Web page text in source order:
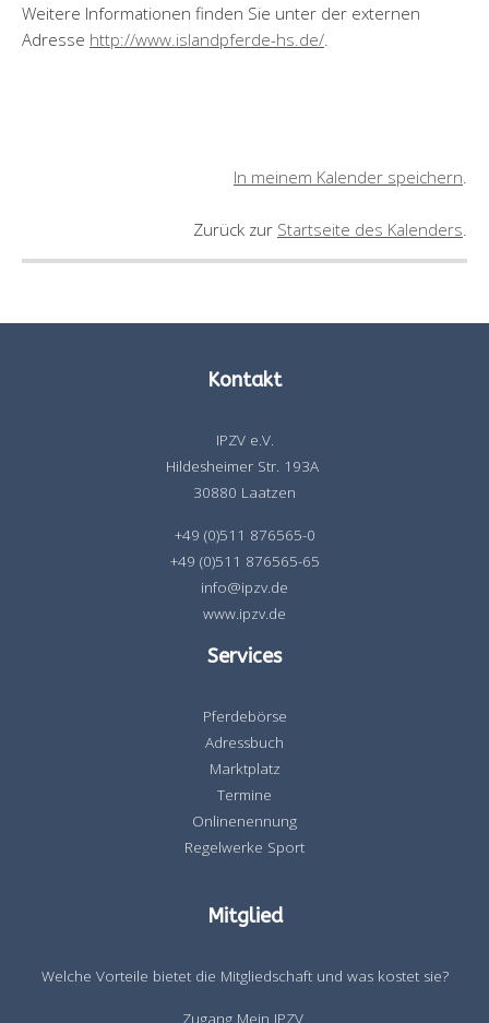
Weitere Informationen finden Sie unter der externen
Adresse http://www.islandpferde-hs.de/
In meinem Kalender speichern
Zurück zur Startseite des Kalenders
Kontakt
IPZV e.V.
Hildesheimer Str. 193A
30880 Laatzen
+49 (0)511 876565-0
+49 (0)511 876565-65
info@ipzv.de
www.ipzv.de
Services
Pferdebörse
Adressbuch
Marktplatz
Termine
Onlinenennung
Regelwerke Sport
Mitglied
Welche Vorteile bietet die Mitgliedschaft und was kostet sie?
Zugang Mein IPZV